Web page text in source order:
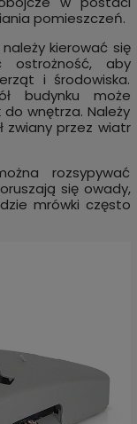
pomieszczeń.
kierować się
ostrożność, aby
i środowiska.
budynku może
wnętrza. Należy
zwiany przez wiatr
rozsypywać
się owady,
mrówki często